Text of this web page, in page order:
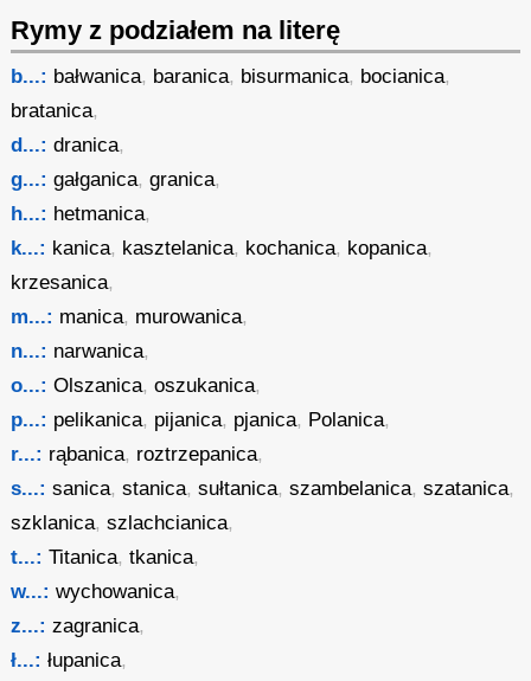
Rymy z podziałem na literę
b...: bałwanica, baranica, bisurmanica, bocianica,
bratanica,
d...: dranica,
g...: gałganica,granica,
h...: hetmanica,
k...: kanica, kasztelanica, kochanica, kopanica,
krzesanica,
m...: manica, murowanica,
n...: narwanica,
o...: Olszanica,oszukanica,
p...: pelikanica, pijanica, pjanica, Polanica,
r...: rąbanica, roztrzepanica,
s...: sanica,stanica,sułtanica,szambelanica,szatanica,
szklanica,szlachcianica,
t...: Titanica,tkanica,
w...: wychowanica,
z...: zagranica,
ł...: łupanica,